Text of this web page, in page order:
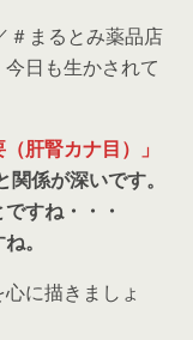
まるとみ薬品店
日も生かされて
（肝腎カナ目）」
係が深いです。
すね・・・
。
に描きましょ